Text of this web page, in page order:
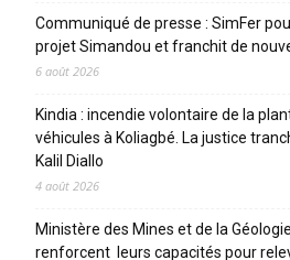
Communiqué de presse : SimFer
projet Simandou et franchit de
6 août 2026
Kindia : incendie volontaire de la
véhicules à Koliagbé. La justice
Kalil Diallo
4 août 2026
Ministère des Mines et de la
renforcent leurs capacités pour